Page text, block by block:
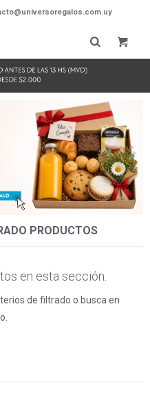
PRODUCTOS
en esta sección.
de filtrado o busca en